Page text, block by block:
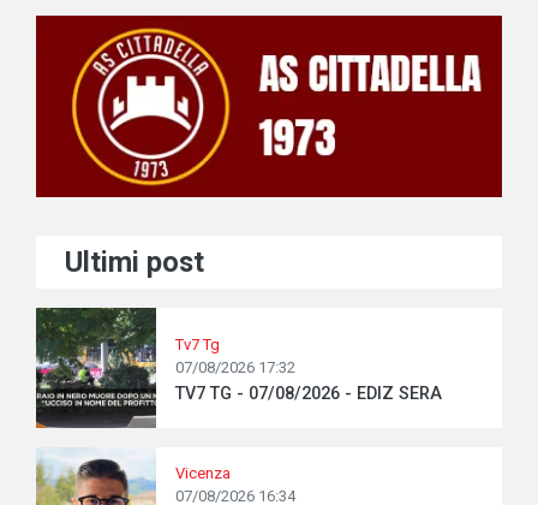
Ultimi post
Tv7 Tg
07/08/2026 17:32
TV7 TG - 07/08/2026 - EDIZ SERA
Vicenza
07/08/2026 16:34